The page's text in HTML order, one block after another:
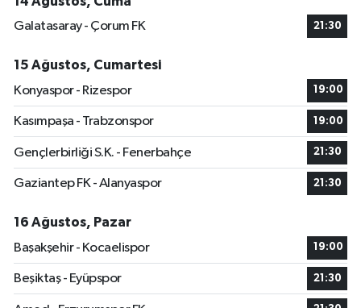
Galatasaray - Çorum FK
21:30
15 Ağustos, Cumartesi
Konyaspor - Rizespor
19:00
Kasımpaşa - Trabzonspor 19:00
Gençlerbirliği S.K. - Fenerbahçe 21:30
Gaziantep FK - Alanyaspor 21:30
16 Ağustos, Pazar
Başakşehir - Kocaelispor
19:00
Beşiktaş - Eyüpspor 21:30